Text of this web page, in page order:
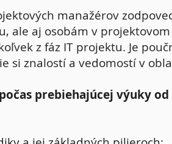
manažérov
ale aj osobám v
z fáz IT projektu. Je
si znalostí a vedomostí v
prebiehajúcej výuky